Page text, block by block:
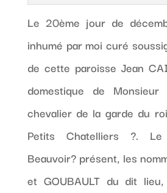
Le 20ème jour de
inhumé par moi curé
de cette paroisse Jean
domestique de
chevalier de la garde du
Petits Chatelliers ?.
Beauvoir? présent, les
et GOUBAULT du dit